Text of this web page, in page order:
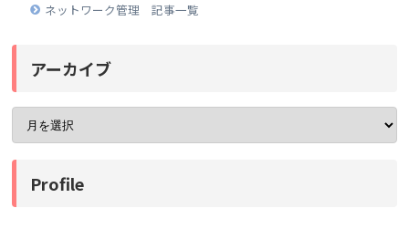
ネットワーク管理 記事一覧
アーカイブ
Profile